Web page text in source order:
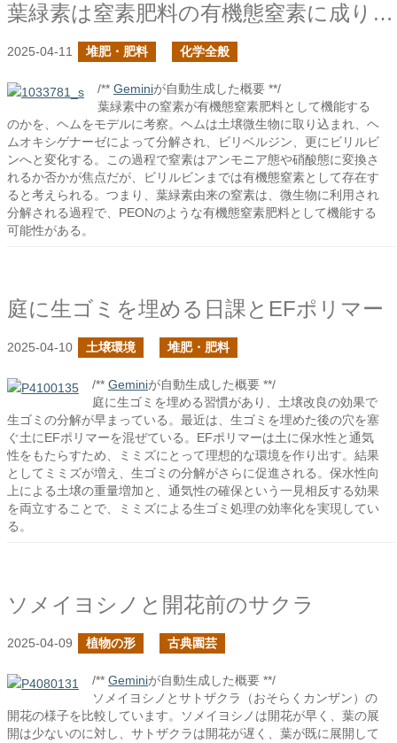
葉緑素は窒素肥料の有機態窒素に成り得るか？
2025-04-11 堆肥・肥料 化学全般
/** Geminiが自動生成した概要 **/
葉緑素中の窒素が有機態窒素肥料として機能する
のかを、ヘムをモデルに考察。ヘムは土壌微生物に取り込まれ、ヘ
ムオキシゲナーゼによって分解され、ビリベルジン、更にビリルビ
ンへと変化する。この過程で窒素はアンモニア態や硝酸態に変換さ
れるか否かが焦点だが、ビリルビンまでは有機態窒素として存在す
ると考えられる。つまり、葉緑素由来の窒素は、微生物に利用され
分解される過程で、PEONのような有機態窒素肥料として機能する
可能性がある。
庭に生ゴミを埋める日課とEFポリマー
2025-04-10 土壌環境 堆肥・肥料
/** Geminiが自動生成した概要 **/
庭に生ゴミを埋める習慣があり、土壌改良の効果で
生ゴミの分解が早まっている。最近は、生ゴミを埋めた後の穴を塞
ぐ土にEFポリマーを混ぜている。EFポリマーは土に保水性と通気
性をもたらすため、ミミズにとって理想的な環境を作り出す。結果
としてミミズが増え、生ゴミの分解がさらに促進される。保水性向
上による土壌の重量増加と、通気性の確保という一見相反する効果
を両立することで、ミミズによる生ゴミ処理の効率化を実現してい
る。
ソメイヨシノと開花前のサクラ
2025-04-09 植物の形 古典園芸
/** Geminiが自動生成した概要 **/
ソメイヨシノとサトザクラ（おそらくカンザン）の
開花の様子を比較しています。ソメイヨシノは開花が早く、葉の展
開は少ないのに対し、サトザクラは開花が遅く、葉が既に展開して